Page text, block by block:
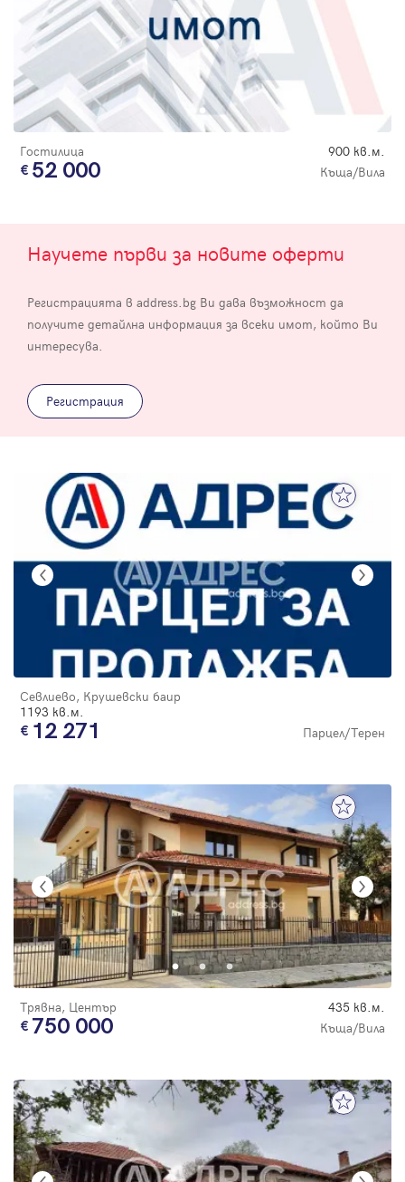
Гостилица 900 кв.м.
52 000 Къща/Вила
Научете първи за новите оферти
Регистрацията в address.bg Ви дава възможност да
получите детайлна информация за всеки имот, който Ви
интересува.
Регистрация
Севлиево, Крушевски баир
1193 кв.м.
12 271 Парцел/Терен
Трявна, Център 435 кв.м.
750 000 Къща/Вила